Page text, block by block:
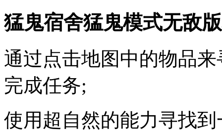
猛鬼宿舍猛鬼模式无敌
通过点击地图中的物品
完成任务;
使用超自然的能力寻找